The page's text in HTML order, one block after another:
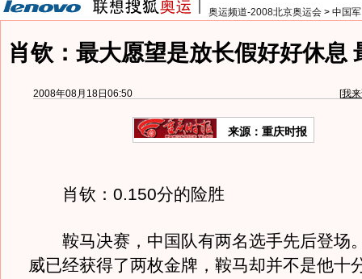
奥运频道-2008北京奥运会 > 中国
肖钦：最大愿望是放长假好好休息
2008年08月18日06:50 [我
来源：重庆时报
肖钦：0.150分的险胜
鞍马决赛，中国队有两名选手先后登场。
威已经获得了两枚金牌，鞍马却并不是他十